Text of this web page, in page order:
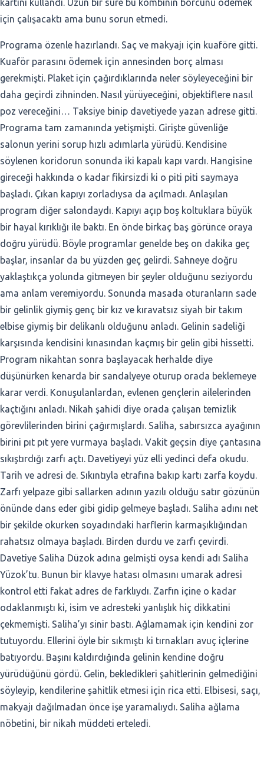
kartını kullandı. Uzun bir süre bu kombinin borcunu ödemek
için çalışacaktı ama bunu sorun etmedi.
Programa özenle hazırlandı. Saç ve makyajı için kuaföre gitti.
Kuaför parasını ödemek için annesinden borç alması
gerekmişti. Plaket için çağırdıklarında neler söyleyeceğini bir
daha geçirdi zihninden. Nasıl yürüyeceğini, objektiflere nasıl
poz vereceğini… Taksiye binip davetiyede yazan adrese gitti.
Programa tam zamanında yetişmişti. Girişte güvenliğe
salonun yerini sorup hızlı adımlarla yürüdü. Kendisine
söylenen koridorun sonunda iki kapalı kapı vardı. Hangisine
gireceği hakkında o kadar fikirsizdi ki o piti piti saymaya
başladı. Çıkan kapıyı zorladıysa da açılmadı. Anlaşılan
program diğer salondaydı. Kapıyı açıp boş koltuklara büyük
bir hayal kırıklığı ile baktı. En önde birkaç baş görünce oraya
doğru yürüdü. Böyle programlar genelde beş on dakika geç
başlar, insanlar da bu yüzden geç gelirdi. Sahneye doğru
yaklaştıkça yolunda gitmeyen bir şeyler olduğunu seziyordu
ama anlam veremiyordu. Sonunda masada oturanların sade
bir gelinlik giymiş genç bir kız ve kıravatsız siyah bir takım
elbise giymiş bir delikanlı olduğunu anladı. Gelinin sadeliği
karşısında kendisini kınasından kaçmış bir gelin gibi hissetti.
Program nikahtan sonra başlayacak herhalde diye
düşünürken kenarda bir sandalyeye oturup orada beklemeye
karar verdi. Konuşulanlardan, evlenen gençlerin ailelerinden
kaçtığını anladı. Nikah şahidi diye orada çalışan temizlik
görevlilerinden birini çağırmışlardı. Saliha, sabırsızca ayağının
birini pıt pıt yere vurmaya başladı. Vakit geçsin diye çantasına
sıkıştırdığı zarfı açtı. Davetiyeyi yüz elli yedinci defa okudu.
Tarih ve adresi de. Sıkıntıyla etrafına bakıp kartı zarfa koydu.
Zarfı yelpaze gibi sallarken adının yazılı olduğu satır gözünün
önünde dans eder gibi gidip gelmeye başladı. Saliha adını net
bir şekilde okurken soyadındaki harflerin karmaşıklığından
rahatsız olmaya başladı. Birden durdu ve zarfı çevirdi.
Davetiye Saliha Düzok adına gelmişti oysa kendi adı Saliha
Yüzok’tu. Bunun bir klavye hatası olmasını umarak adresi
kontrol etti fakat adres de farklıydı. Zarfın içine o kadar
odaklanmıştı ki, isim ve adresteki yanlışlık hiç dikkatini
çekmemişti. Saliha’yı sinir bastı. Ağlamamak için kendini zor
tutuyordu. Ellerini öyle bir sıkmıştı ki tırnakları avuç içlerine
batıyordu. Başını kaldırdığında gelinin kendine doğru
yürüdüğünü gördü. Gelin, bekledikleri şahitlerinin gelmediğini
söyleyip, kendilerine şahitlik etmesi için rica etti. Elbisesi, saçı,
makyajı dağılmadan önce işe yaramalıydı. Saliha ağlama
nöbetini, bir nikah müddeti erteledi.